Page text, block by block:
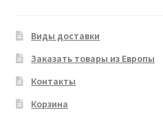
Виды доставки
Заказать товары из Европы
Контакты
Корзина